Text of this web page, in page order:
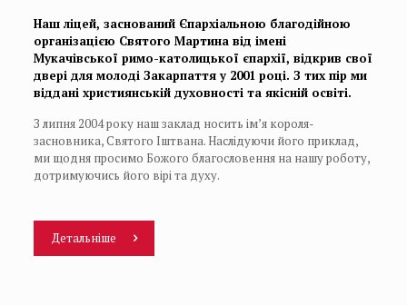
Наш ліцей, заснований Єпархіальною благодійною
організацією Святого Мартина від імені
Мукачівської римо-католицької єпархії, відкрив свої
двері для молоді Закарпаття у 2001 році. З тих пір ми
віддані християнській духовності та якісній освіті.
З липня 2004 року наш заклад носить ім’я короля-
засновника, Святого Іштвана. Наслідуючи його приклад,
ми щодня просимо Божого благословення на нашу роботу,
дотримуючись його вірі та духу.
Детальніше